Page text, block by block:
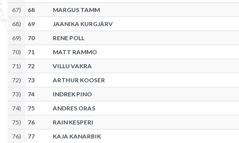
67) 68 MARGUS TAMM
68) 69 JAANIKA KURGJÄRV
69) 70 RENE POLL
70) 71 MATT RAMMO
71) 72 VILLU VAKRA
72) 73 ARTHUR KOOSER
73) 74 INDREK PINO
74) 75 ANDRES ORAS
75) 76 RAIN KESPERI
76) 77 KAJA KANARBIK